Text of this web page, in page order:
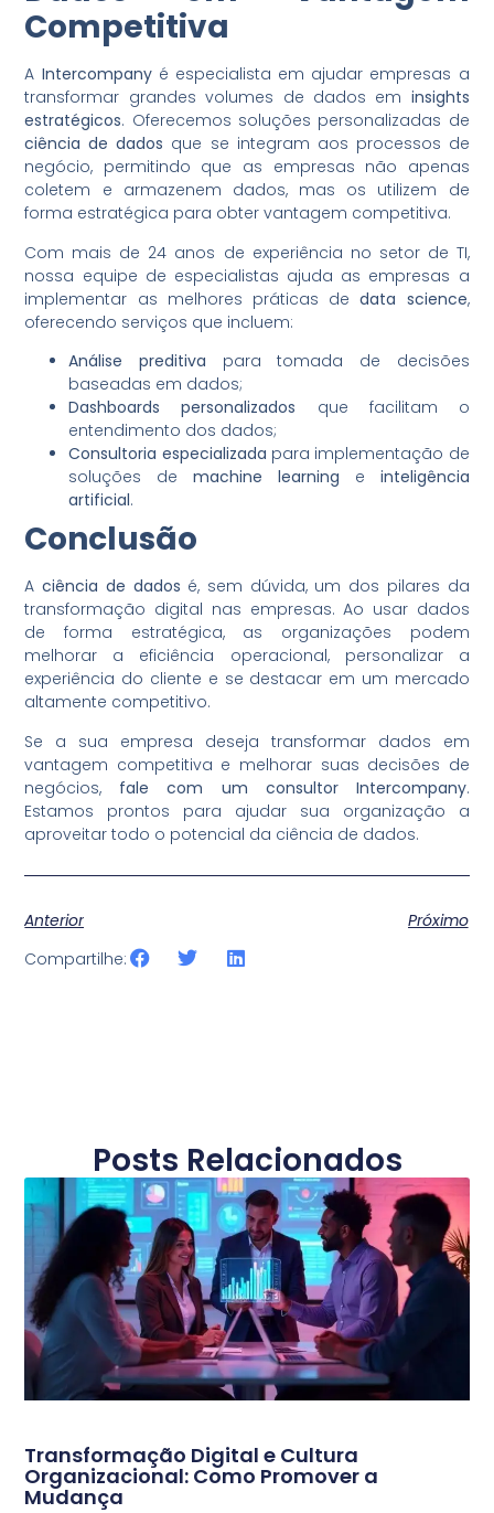
Competitiva
A Intercompanyé especialista em ajudar empresas a
transformar grandes volumes de dados em insights
estratégicos. Oferecemos soluções personalizadas de
ciência de dados que se integram aos processos de
negócio, permitindo que as empresas não apenas
coletem e armazenem dados, mas os utilizem de
forma estratégica para obter vantagem competitiva.
Com mais de 24 anos de experiência no setor de TI,
nossa equipe de especialistas ajuda as empresas a
implementar as melhores práticas dedata science,
oferecendo serviços que incluem:
Análise preditiva para tomada de decisões
baseadas em dados;
Dashboards personalizados que facilitam o
entendimento dos dados;
Consultoria especializada para implementação de
soluções demachine learning e inteligência
artificial.
Conclusão
Aciência de dados é, sem dúvida, um dos pilares da
transformação digital nas empresas. Ao usar dados
de forma estratégica, as organizações podem
melhorar a eficiência operacional, personalizar a
experiência do cliente e se destacar em um mercado
altamente competitivo.
Se a sua empresa deseja transformar dados em
vantagem competitiva e melhorar suas decisões de
negócios, fale com um consultor Intercompany.
Estamos prontos para ajudar sua organização a
aproveitar todo o potencial da ciência de dados.
Anterior
Próximo
Compartilhe:
Posts Relacionados
Transformação Digital e Cultura
Organizacional: Como Promover a
Mudança